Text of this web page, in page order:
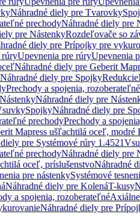
Náhradné diely pre Tvarovky
prechodyNáhradné diely pre
pre NástenkyRozdeľovače so
diely pre Prípojky pre
Upevnenia pre rúryUpevnenia
Náhradné diely pre Geberit
Náhradné diely pre SpojkyRedukcie
Prechody a spojenia, rozoberateľné
NástenkyNáhradné diely pre
SpojkyNáhradné diely pre
prechodyPrechody a
Mapress ušľachtilá oceľ, modré
pre Systémové rúry 1.4521
prechodyNáhradné diely pre
oceľ, príslušenstvoNáhradné
pre nástenkySystémové
Náhradné diely pre KolenáT-kusy
a spojenia, rozoberateľné
Náhradné diely pre